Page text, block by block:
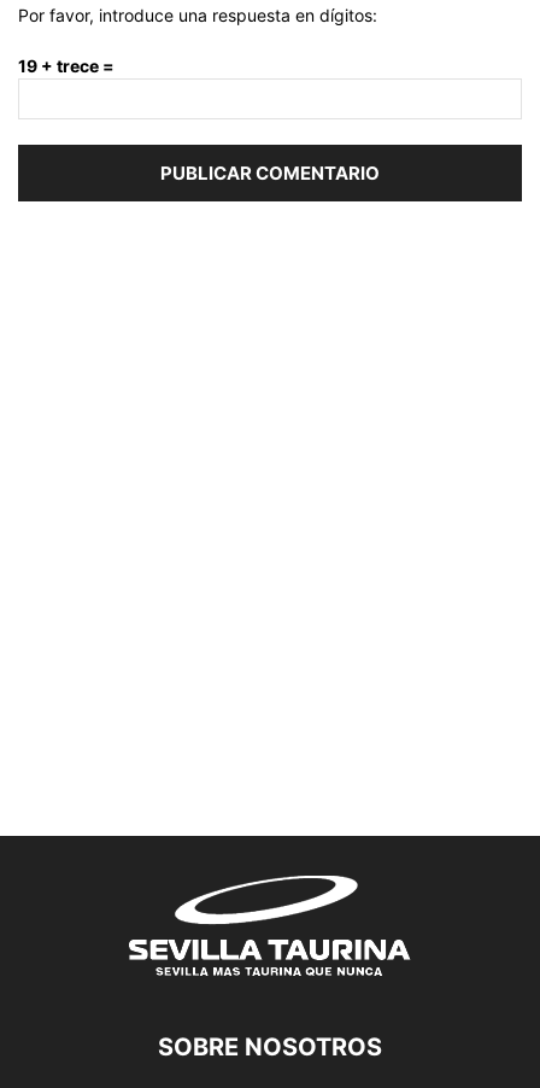
Por favor, introduce una respuesta en dígitos:
19 + trece =
SOBRE NOSOTROS